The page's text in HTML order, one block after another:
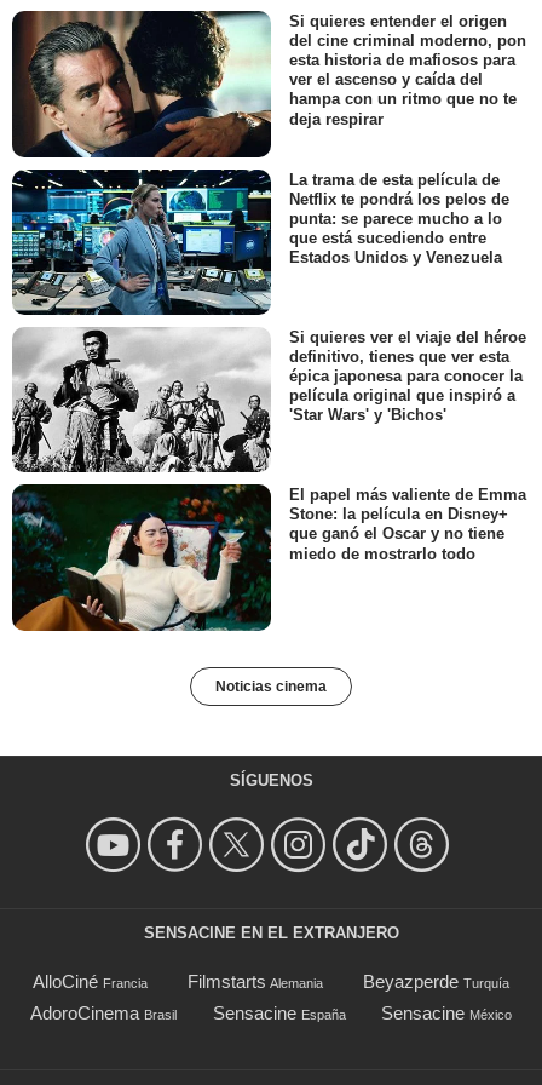
Si quieres entender el origen
del cine criminal moderno, pon
esta historia de mafiosos para
ver el ascenso y caída del
hampa con un ritmo que no te
deja respirar
La trama de esta película de
Netflix te pondrá los pelos de
punta: se parece mucho a lo
que está sucediendo entre
Estados Unidos y Venezuela
Si quieres ver el viaje del héroe
definitivo, tienes que ver esta
épica japonesa para conocer la
película original que inspiró a
'Star Wars' y 'Bichos'
El papel más valiente de Emma
Stone: la película en Disney+
que ganó el Oscar y no tiene
miedo de mostrarlo todo
Noticias cinema
SÍGUENOS
SENSACINE EN EL EXTRANJERO
AlloCiné Francia Filmstarts Alemania Beyazperde Turquía
AdoroCinema Brasil Sensacine España Sensacine México